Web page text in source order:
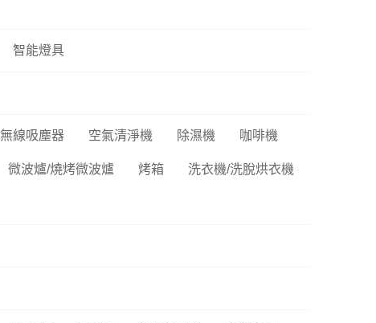
訊號延伸器
PoE 供電交換器
智能燈具
無線吸塵器 空氣清淨機 除濕機 咖啡機
微波爐/燒烤微波爐 烤箱 洗衣機/洗脫烘衣機